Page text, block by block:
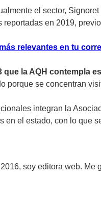
el sector,
en 2019,
relevantes en tu corre
la AQH contempla
porque se concentran
integran la
el estado, con lo que
soy editora web. Me